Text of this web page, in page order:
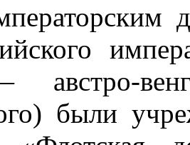
были